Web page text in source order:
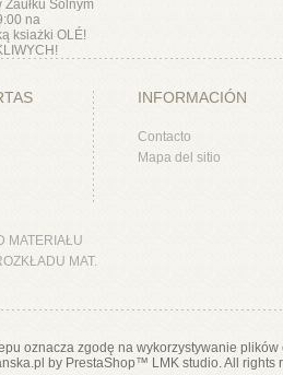
Solnym
na
ksiażki OLÉ!
INFORMACIÓN
Contacto
Mapa del sitio
MATERIAŁU
MAT.
oznacza zgodę na wykorzystywanie
by PrestaShop™ LMK studio. All rights